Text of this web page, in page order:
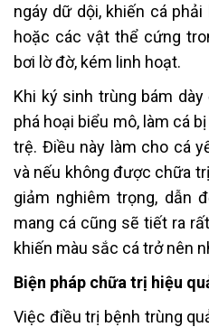
ngáy dữ dội, khiến cá
hoặc các vật thể cứng
bơi lờ đờ, kém linh hoạt.
Khi ký sinh trùng bám
phá hoại biểu mô, làm cá
trệ. Điều này làm cho cá
và nếu không được chữa
giảm nghiêm trọng, dẫn
mang cá cũng sẽ tiết ra
khiến màu sắc cá trở nên
Biện pháp chữa trị hiệu
Việc điều trị bệnh trùng